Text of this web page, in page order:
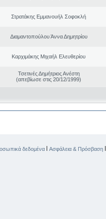
Στρατάκης Εμμανουήλ Σοφοκλή
Διαμαντοπούλου Άννα Δημητρίου
Καρχιμάκης Μιχαήλ Ελευθερίου
Τσετινές Δημήτριος Ανέστη
(απεβίωσε στις 20/12/1999)
δεδομένα | Ασφάλεια & Πρόσβαση